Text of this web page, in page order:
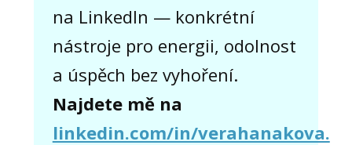
na LinkedIn — konkrétní
nástroje pro energii, odolnost
a úspěch bez vyhoření.
Najdete mě na
linkedin.com/in/verahanakova.